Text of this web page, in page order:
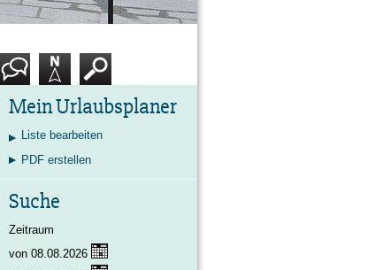
Mein Urlaubsplaner
Liste bearbeiten
PDF erstellen
Suche
Zeitraum
von 08.08.2026